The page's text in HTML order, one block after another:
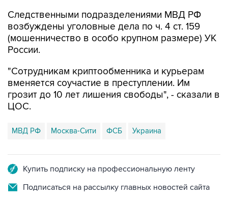
Следственными подразделениями МВД РФ
возбуждены уголовные дела по ч. 4 ст. 159
(мошенничество в особо крупном размере) УК
России.
"Сотрудникам криптообменника и курьерам
вменяется соучастие в преступлении. Им
грозит до 10 лет лишения свободы", - сказали в
ЦОС.
МВД РФ Москва-Сити ФСБ Украина
Купить подписку на профессиональную ленту
Подписаться на рассылку главных новостей сайта